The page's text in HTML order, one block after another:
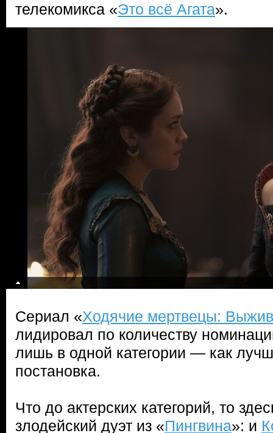
телекомикса «Это всё Агата».
Сериал «Ходячие мертвецы:
лидировал по количеству
лишь в одной категории — как
постановка.
Что до актерских категорий, то
злодейский дуэт из «Пингвина»: и